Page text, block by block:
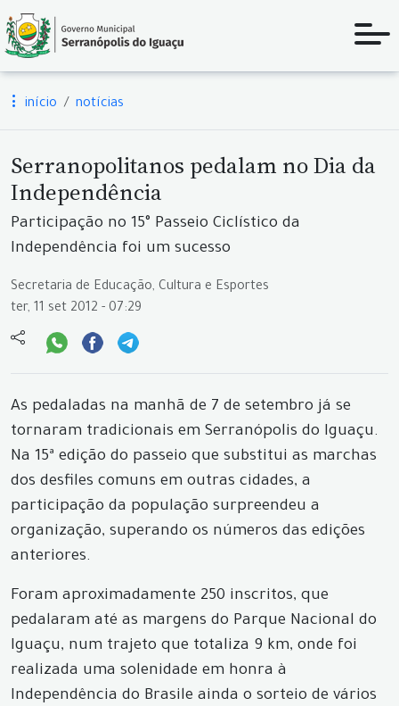
início notícias
Serranopolitanos pedalam no Dia da
Independência
Participação no 15° Passeio Ciclístico da
Independência foi um sucesso
Secretaria de Educação, Cultura e Esportes
ter, 11 set 2012 - 07:29
As pedaladas na manhã de 7 de setembro já se
tornaram tradicionais em Serranópolis do Iguaçu.
Na 15ª edição do passeio que substitui as marchas
dos desfiles comuns em outras cidades, a
participação da população surpreendeu a
organização, superando os números das edições
anteriores.
Foram aproximadamente 250 inscritos, que
pedalaram até as margens do Parque Nacional do
Iguaçu, num trajeto que totaliza 9 km, onde foi
realizada uma solenidade em honra à
Independência do Brasile ainda o sorteio de vários